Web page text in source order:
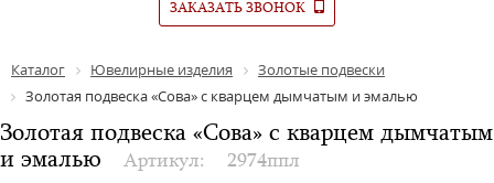
ЗАКАЗАТЬ ЗВОНОК
Каталог Ювелирные изделия
Золотые подвески
Золотая подвеска «Сова» с кварцем дымчатым и эмалью
Золотая подвеска «Сова» с кварцем дымчатым
и эмалью
Артикул: 2974ппл